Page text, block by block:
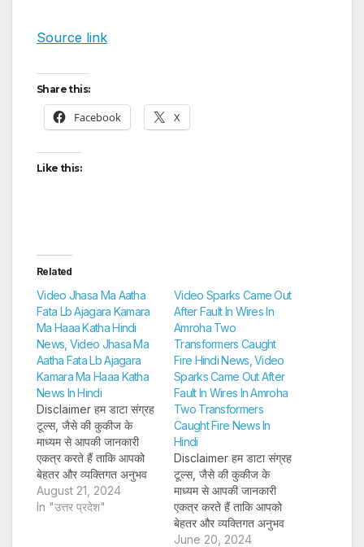
Source link
Share this:
Facebook X
Like this:
Related
Video Jhasa Ma Aatha
Fata Lb Ajagara Kamara
Ma Haaa Katha Hindi
News, Video Jhasa Ma
Aatha Fata Lb Ajagara
Kamara Ma Haaa Katha
News In Hindi
Disclaimer हम डाटा संग्रह
टूल्स, जैसे की कुकीज के
माध्यम से आपकी जानकारी
एकत्र करते हैं ताकि आपको
बेहतर और व्यक्तिगत अनुभव
प्रदान कर सकें और लक्षित
विज्ञापन पेश कर सकें। अगर
August 21, 2024
In "उत्तर प्रदेश"
Video Sparks Came Out
After Fault In Wires In
Amroha Two
Transformers Caught
Fire Hindi News, Video
Sparks Came Out After
Fault In Wires In Amroha
Two Transformers
Caught Fire News In
Hindi
Disclaimer हम डाटा संग्रह
टूल्स, जैसे की कुकीज के
माध्यम से आपकी जानकारी
एकत्र करते हैं ताकि आपको
बेहतर और व्यक्तिगत अनुभव
प्रदान कर सकें और लक्षित
June 20, 2024